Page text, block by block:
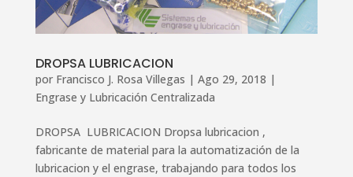
DROPSA LUBRICACION
por Francisco J. Rosa Villegas | Ago 29, 2018 |
Engrase y Lubricación Centralizada
DROPSA LUBRICACION Dropsa lubricacion ,
fabricante de material para la automatización de la
lubricacion y el engrase, trabajando para todos los